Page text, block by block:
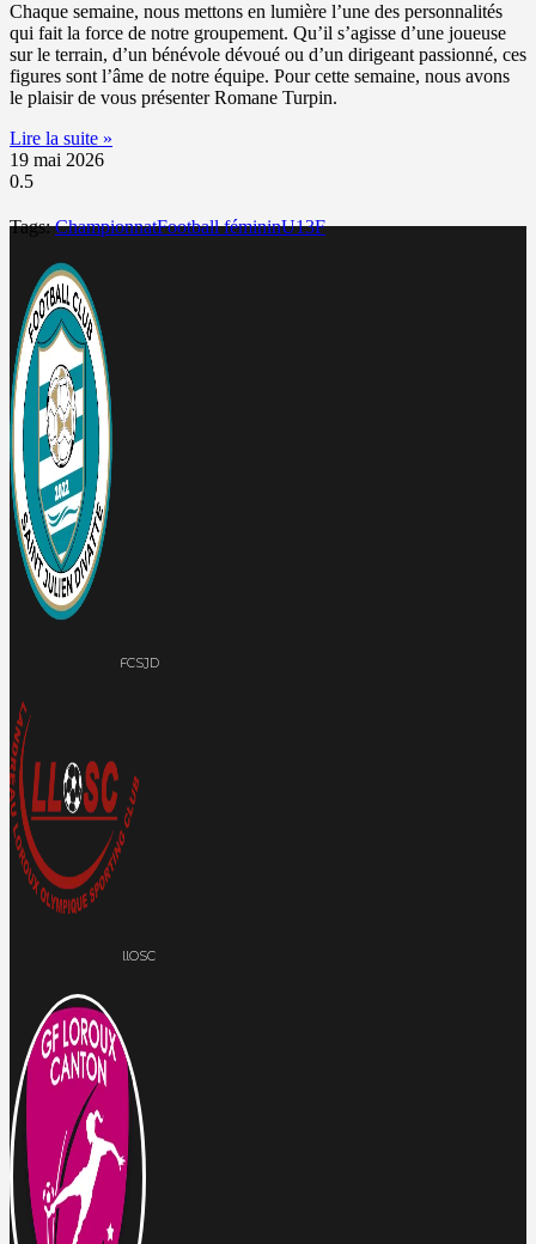
Chaque semaine, nous mettons en lumière l’une des personnalités
qui fait la force de notre groupement. Qu’il s’agisse d’une joueuse
sur le terrain, d’un bénévole dévoué ou d’un dirigeant passionné, ces
figures sont l’âme de notre équipe. Pour cette semaine, nous avons
le plaisir de vous présenter Romane Turpin.
Lire la suite »
19 mai 2026
Tags: ChampionnatFootball fémininU13F
FCSJD
llOSC